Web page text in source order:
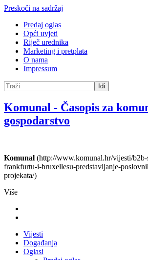
Preskoči na sadržaj
Predaj oglas
Opći uvjeti
Riječ urednika
Marketing i pretplata
O nama
Impressum
Idi
Komunal - Časopis za
gospodarstvo
Komunal (http://www.komunal.hr/vijesti/b2b-
frankfurtu-i-bruxellesu-predstavljanje-
projekata/)
Više
Vijesti
Događanja
Oglasi